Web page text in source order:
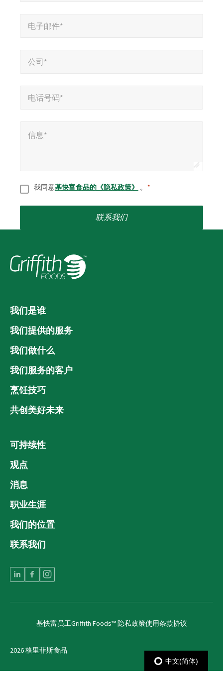
电子邮件*
公司*
电话号码*
信息*
同意
* 我同意基快富食品的《隐私政策》 。 *
联系我们
我们是谁
我们提供的服务
我们做什么
我们服务的客户
烹饪技巧
共创美好未来
可持续性
观点
消息
职业生涯
我们的位置
联系我们
2026 格里菲斯食品
基快富员工Griffith Foods™ 隐私政策使用条款协议
中文(简体)